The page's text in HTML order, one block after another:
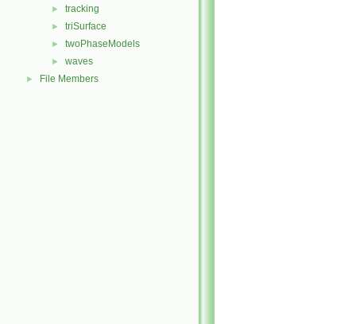
► tracking
► triSurface
► twoPhaseModels
► waves
► File Members